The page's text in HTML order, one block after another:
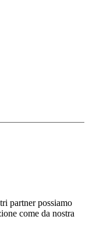
partner possiamo
come da nostra